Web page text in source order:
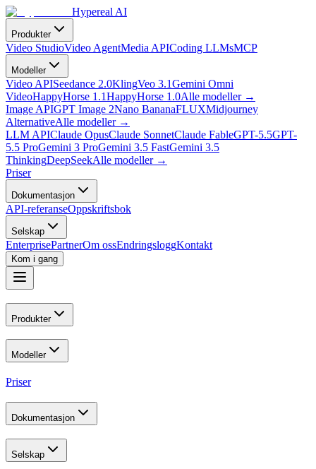
Hypereal AI
Produkter
Video StudioVideo AgentMedia APICoding LLMsMCP
Modeller
Video APISeedance 2.0KlingVeo 3.1Gemini Omni
VideoHappyHorse 1.1HappyHorse 1.0Alle modeller→
Image APIGPT Image 2Nano BananaFLUXMidjourney
AlternativeAlle modeller→
LLM APIClaude OpusClaude SonnetClaude FableGPT-5.5GPT-
5.5 ProGemini 3 ProGemini 3.5 FastGemini 3.5
ThinkingDeepSeekAlle modeller→
Priser
Dokumentasjon
API-referanseOppskriftsbok
Selskap
EnterprisePartnerOm ossEndringsloggKontakt
Kom i gang
Produkter
Modeller
Priser
Dokumentasjon
Selskap